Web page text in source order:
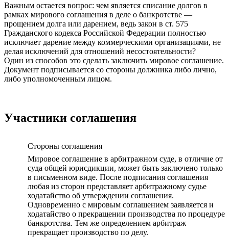
Важным остается вопрос: чем является списание долгов в
рамках мирового соглашения в деле о банкротстве —
прощением долга или дарением, ведь закон в ст. 575
Гражданского кодекса Российской Федерации полностью
исключает дарение между коммерческими организациями, не
делая исключений для отношений несостоятельности?
Один из способов это сделать заключить мировое соглашение.
Документ подписывается со стороны должника либо лично,
либо уполномоченным лицом.
Участники соглашения
Стороны соглашения
Мировое соглашение в арбитражном суде, в отличие от
суда общей юрисдикции, может быть заключено только
в письменном виде. После подписания соглашения
любая из сторон представляет арбитражному судье
ходатайство об утверждении соглашения.
Одновременно с мировым соглашением заявляется и
ходатайство о прекращении производства по процедуре
банкротства. Тем же определением арбитраж
прекращает производство по делу.